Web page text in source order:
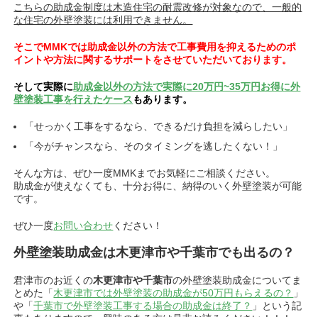
こちらの助成金制度は木造住宅の耐震改修が対象なので、一般的
な住宅の外壁塗装には利用できません。
そこでMMKでは助成金以外の方法で工事費用を抑えるためのポ
イントや方法に関するサポートをさせていただいております。
そして実際に 助成金以外の方法で実際に20万円~35万円お得に外
壁塗装工事を行えたケースもあります。
「せっかく工事をするなら、できるだけ負担を減らしたい」
「今がチャンスなら、そのタイミングを逃したくない！」
そんな方は、ぜひ一度MMKまでお気軽にご相談ください。
助成金が使えなくても、十分お得に、納得のいく外壁塗装が可能
です。
ぜひ一度お問い合わせください！
外壁塗装助成金は木更津市や千葉市でも出るの？
君津市のお近くの木更津市や千葉市の外壁塗装助成金についてま
とめた「木更津市では外壁塗装の助成金が50万円もらえるの？ 」
や「千葉市で外壁塗装工事する場合の助成金は終了？ 」という記